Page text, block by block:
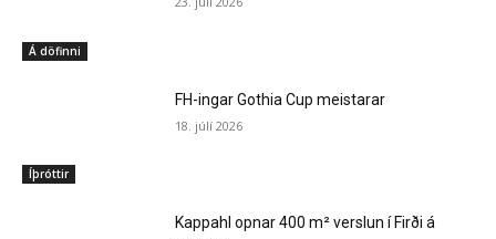
Á döfinni
Íþróttir
FH-ingar Gothia Cup meistarar
18. júlí 2026
Kappahl opnar 400 m² verslun í Firði á